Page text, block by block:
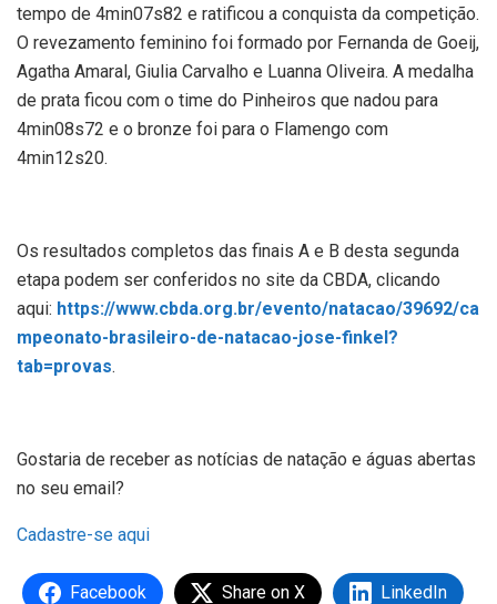
tempo de 4min07s82 e ratificou a conquista da competição.
O revezamento feminino foi formado por Fernanda de Goeij,
Agatha Amaral, Giulia Carvalho e Luanna Oliveira. A medalha
de prata ficou com o time do Pinheiros que nadou para
4min08s72 e o bronze foi para o Flamengo com
4min12s20.
Os resultados completos das finais A e B desta segunda
etapa podem ser conferidos no site da CBDA, clicando
aqui: https://www.cbda.org.br/evento/natacao/39692/ca
mpeonato-brasileiro-de-natacao-jose-finkel?
tab=provas.
Gostaria de receber as notícias de natação e águas abertas
no seu email?
Cadastre-se aqui
Facebook Share on X LinkedIn